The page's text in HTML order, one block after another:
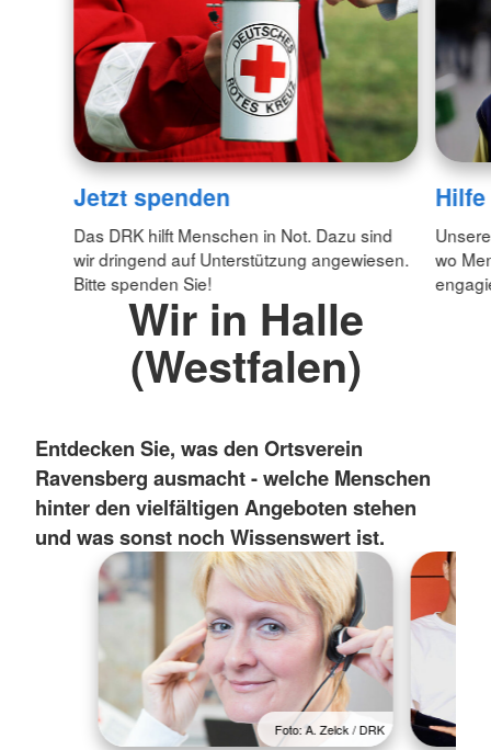
Jetzt spenden
Das DRK hilft Menschen in Not. Dazu sind
wir dringend auf Unterstützung angewiesen.
Bitte spenden Sie!
wo
Wir in Halle
(Westfalen)
Entdecken Sie, was den Ortsverein
Ravensberg ausmacht - welche Menschen
hinter den vielfältigen Angeboten stehen
und was sonst noch Wissenswert ist.
Foto: A. Zelck / DRK